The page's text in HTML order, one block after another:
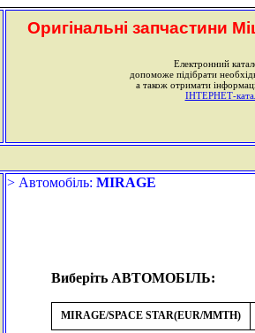
Оригінальні запчастини
Електронний
допоможе підібрати
а також отримати
ІНТЕРНЕТ-
> Автомобіль: MIRAGE
Виберіть АВТОМОБІЛЬ:
MIRAGE/SPACE STAR(EUR/MMTH)